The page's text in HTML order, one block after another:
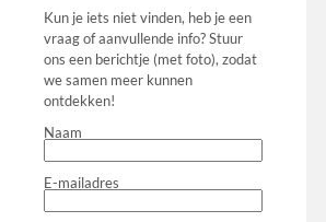
Kun je iets niet vinden, heb je een
vraag of aanvullende info? Stuur
ons een berichtje (met foto), zodat
we samen meer kunnen
ontdekken!
Naam
E-mailadres